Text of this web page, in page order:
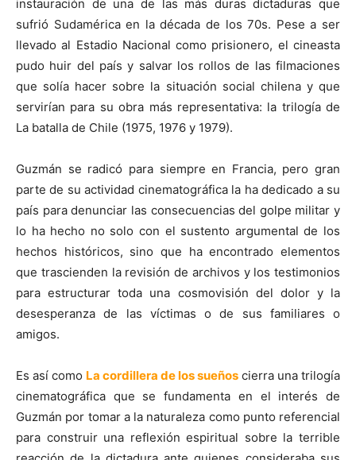
instauración de una de las más duras dictaduras que
sufrió Sudamérica en la década de los 70s. Pese a ser
llevado al Estadio Nacional como prisionero, el cineasta
pudo huir del país y salvar los rollos de las filmaciones
que solía hacer sobre la situación social chilena y que
servirían para su obra más representativa: la trilogía de
La batalla de Chile (1975, 1976 y 1979).
Guzmán se radicó para siempre en Francia, pero gran
parte de su actividad cinematográfica la ha dedicado a su
país para denunciar las consecuencias del golpe militar y
lo ha hecho no solo con el sustento argumental de los
hechos históricos, sino que ha encontrado elementos
que trascienden la revisión de archivos y los testimonios
para estructurar toda una cosmovisión del dolor y la
desesperanza de las víctimas o de sus familiares o
amigos.
Es así como La cordillera de los sueños cierra una trilogía
cinematográfica que se fundamenta en el interés de
Guzmán por tomar a la naturaleza como punto referencial
para construir una reflexión espiritual sobre la terrible